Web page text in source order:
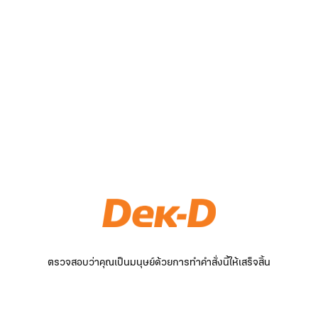
ตรวจสอบว่าคุณเป็นมนุษย์ด้วยการทำคำสั่งนี้ให้เสร็จสิ้น